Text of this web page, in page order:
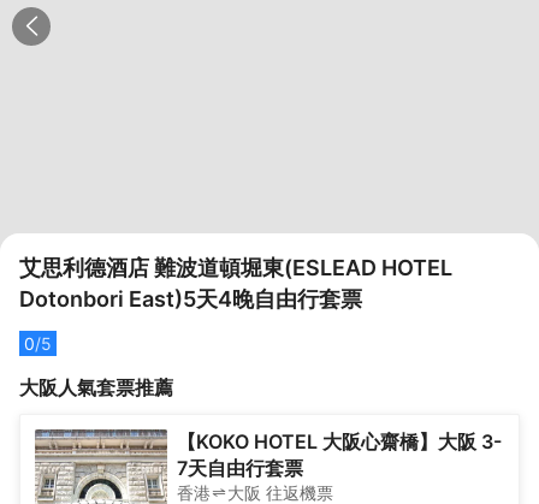
艾思利德酒店 難波道頓堀東(ESLEAD HOTEL
Dotonbori East)5天4晚自由行套票
0/5
大阪人氣套票推薦
【KOKO HOTEL 大阪心齋橋】大阪 3-
7天自由行套票
香港 大阪 往返機票